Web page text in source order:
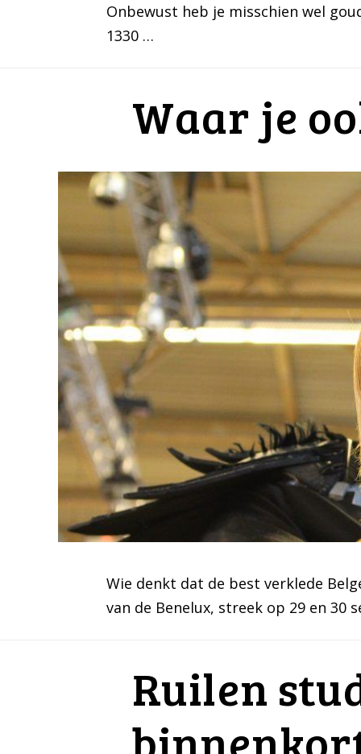
Onbewust heb je misschien wel
1330 …
Waar je
Wie denkt dat de best verklede
van de Benelux, streek op 29 en 30
Ruilen